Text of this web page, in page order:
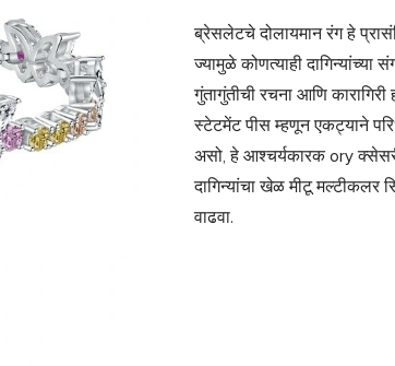
ब्रेसलेटचे दोलायमान रंग हे
ज्यामुळे कोणत्याही
गुंतागुंतीची रचना आणि
स्टेटमेंट पीस म्हणून एकट्याने
असो, हे आश्चर्यकारक ory
दागिन्यांचा खेळ मीटू
वाढवा.